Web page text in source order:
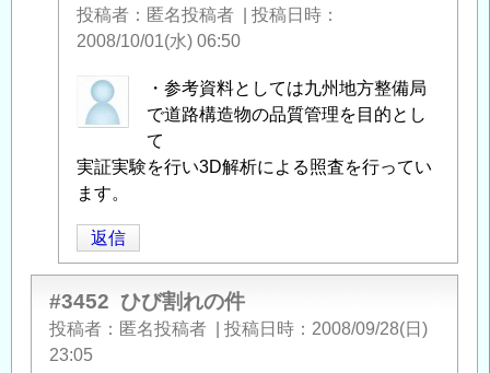
投稿者 匿名投稿者
投稿日時
2008/10/01(水) 06:50
匿
名
稿
者
よ
る
「内
部
拘
・参考資料としては九州地方整備局
で道路構造物の品質管理を目的とし
て
実証実験を行い3D解析による照査を行ってい
ます。
返信
#3452 ひび割れの件
投稿者 匿名投稿者 投稿日時
2008/09/28(日)
23:05